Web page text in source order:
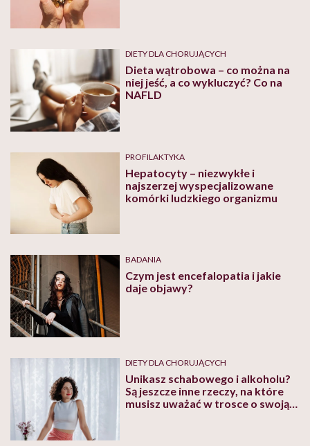
DIETY DLA CHORUJĄCYCH
Dieta wątrobowa – co można na
niej jeść, a co wykluczyć? Co na
NAFLD
PROFILAKTYKA
Hepatocyty – niezwykłe i
najszerzej wyspecjalizowane
komórki ludzkiego organizmu
BADANIA
Czym jest encefalopatia i jakie
daje objawy?
DIETY DLA CHORUJĄCYCH
Unikasz schabowego i alkoholu?
Są jeszcze inne rzeczy, na które
musisz uważać w trosce o swoją